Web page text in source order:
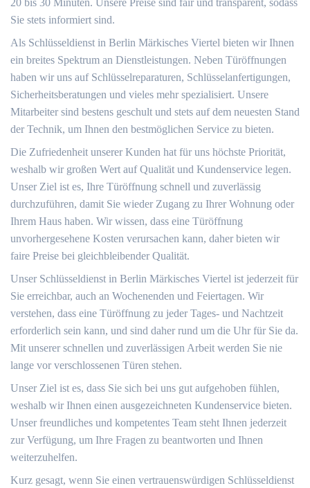
20 bis 30 Minuten. Unsere Preise sind fair und transparent, sodass
Sie stets informiert sind.
Als Schlüsseldienst in Berlin Märkisches Viertel bieten wir Ihnen
ein breites Spektrum an Dienstleistungen. Neben Türöffnungen
haben wir uns auf Schlüsselreparaturen, Schlüsselanfertigungen,
Sicherheitsberatungen und vieles mehr spezialisiert. Unsere
Mitarbeiter sind bestens geschult und stets auf dem neuesten Stand
der Technik, um Ihnen den bestmöglichen Service zu bieten.
Die Zufriedenheit unserer Kunden hat für uns höchste Priorität,
weshalb wir großen Wert auf Qualität und Kundenservice legen.
Unser Ziel ist es, Ihre Türöffnung schnell und zuverlässig
durchzuführen, damit Sie wieder Zugang zu Ihrer Wohnung oder
Ihrem Haus haben. Wir wissen, dass eine Türöffnung
unvorhergesehene Kosten verursachen kann, daher bieten wir
faire Preise bei gleichbleibender Qualität.
Unser Schlüsseldienst in Berlin Märkisches Viertel ist jederzeit für
Sie erreichbar, auch an Wochenenden und Feiertagen. Wir
verstehen, dass eine Türöffnung zu jeder Tages- und Nachtzeit
erforderlich sein kann, und sind daher rund um die Uhr für Sie da.
Mit unserer schnellen und zuverlässigen Arbeit werden Sie nie
lange vor verschlossenen Türen stehen.
Unser Ziel ist es, dass Sie sich bei uns gut aufgehoben fühlen,
weshalb wir Ihnen einen ausgezeichneten Kundenservice bieten.
Unser freundliches und kompetentes Team steht Ihnen jederzeit
zur Verfügung, um Ihre Fragen zu beantworten und Ihnen
weiterzuhelfen.
Kurz gesagt, wenn Sie einen vertrauenswürdigen Schlüsseldienst